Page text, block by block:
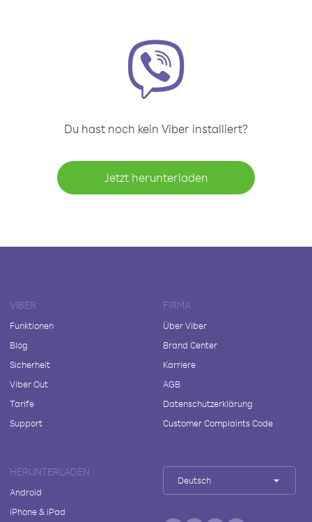
Du hast noch kein Viber installiert?
Jetzt herunterladen
VIBER
Funktionen
Blog
Sicherheit
Viber Out
Tarife
Support
FIRMA
Über Viber
Brand Center
Karriere
AGB
Datenschutzerklärung
Customer Complaints Code
HERUNTERLADEN
Android
iPhone & iPad
Deutsch